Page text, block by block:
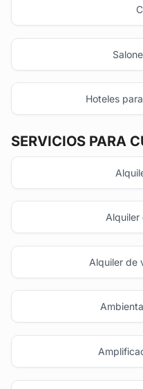
Hoteles
SERVICIOS PARA
Alquiler
Alquiler de